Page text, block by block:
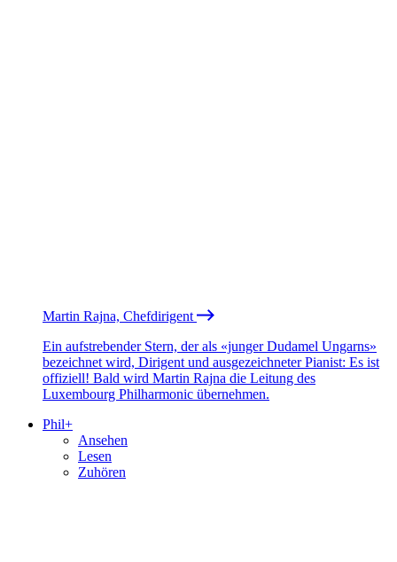
Martin Rajna, Chefdirigent
Ein aufstrebender Stern, der als «junger Dudamel Ungarns»
bezeichnet wird, Dirigent und ausgezeichneter Pianist: Es ist
offiziell! Bald wird Martin Rajna die Leitung des
Luxembourg Philharmonic übernehmen.
Phil+
Ansehen
Lesen
Zuhören